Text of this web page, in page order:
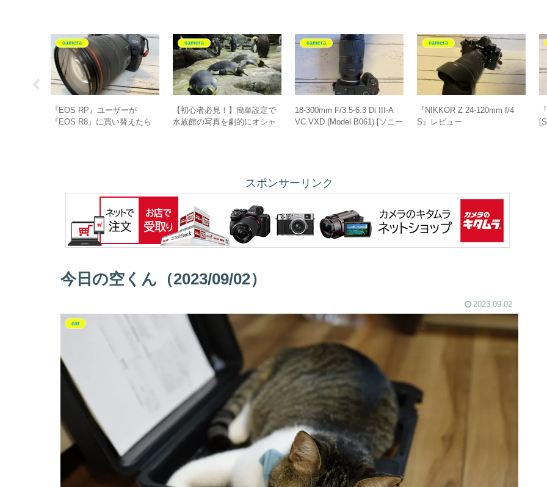
camera
『EOS RP』ユーザーが
『EOS R8』に買い替えたら
camera
【初心者必見！】簡単設定で
水族館の写真を劇的にオシャ
camera
18-300mm F/3.5-6.3 Di III-A
VC VXD (Model B061) [ソニー
camera
『NIKKOR Z 24-120mm f/4
S』レビュー
スポンサーリンク
今日の空くん（2023/09/02）
2023.09.02
cat